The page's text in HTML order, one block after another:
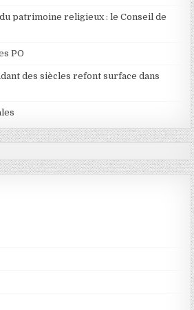
patrimoine religieux : le Conseil de
PO
des siècles refont surface dans